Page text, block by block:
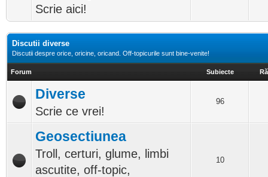
Scrie aici!
Discutii diverse
Discutii despre orice, oricine, oricand. Off-topicurile sunt bine-venite!
Forum Subiecte
Diverse
Scrie ce vrei!
96
Geosectiunea
Troll, certuri, glume, limbi
ascutite, off-topic,
10